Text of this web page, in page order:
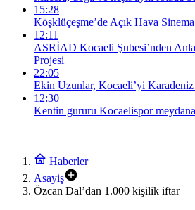
15:28
Köşklüçeşme’de Açık Hava
12:11
ASRİAD Kocaeli Şubesi’nden
Projesi
22:05
Ekin Uzunlar, Kocaeli’yi
12:30
Kentin gururu Kocaelispor
Haberler
Asayiş
Özcan Dal’dan 1.000 kişilik iftar